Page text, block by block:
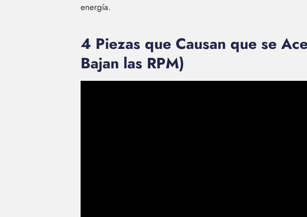
energía.
4 Piezas que Causan que se
Bajan las RPM)